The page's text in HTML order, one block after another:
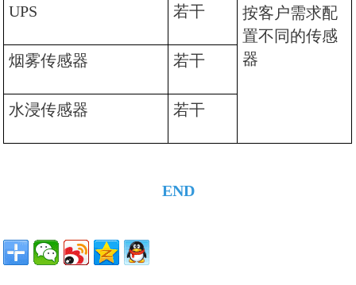
按客户需求配
置不同的传感
器
UPS 若干
烟雾传感器 若干
水浸传感器 若干
END